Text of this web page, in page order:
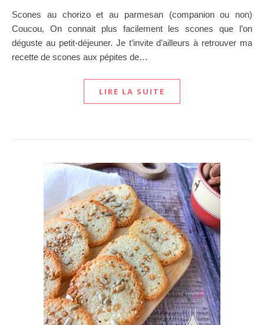
Scones au chorizo et au parmesan (companion ou non)
Coucou, On connait plus facilement les scones que l’on
déguste au petit-déjeuner. Je t’invite d’ailleurs à retrouver ma
recette de scones aux pépites de…
LIRE LA SUITE